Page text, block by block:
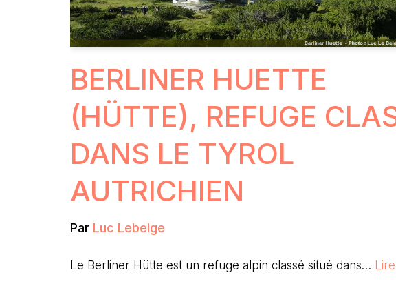
BERLINER HUETTE
(HÜTTE), REFUGE
DANS LE TYROL
AUTRICHIEN
Par Luc Lebelge
Le Berliner Hütte est un refuge alpin classé situé dans…